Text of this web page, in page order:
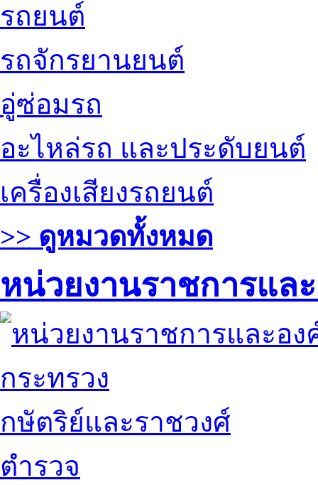
รถยนต์
รถจักรยานยนต์
อู่ซ่อมรถ
อะไหล่รถ และประดับยนต์
เครื่องเสียงรถยนต์
>> ดูหมวดทั้งหมด
หน่วยงานราชการแล
กระทรวง
กษัตริย์และราชวงศ์
ตำรวจ